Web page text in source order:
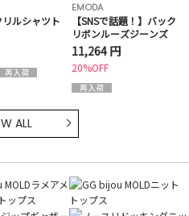
ルシャツト
EMODA
【SNSで話題！】バック
リボンルーズジーンズ
11,264 円
20%OFF
ALL